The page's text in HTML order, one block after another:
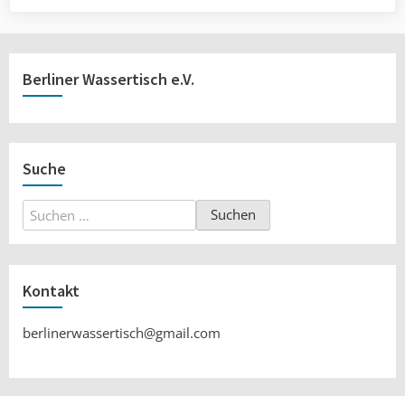
Berliner Wassertisch e.V.
Suche
Suchen
nach:
Kontakt
berlinerwassertisch@gmail.com